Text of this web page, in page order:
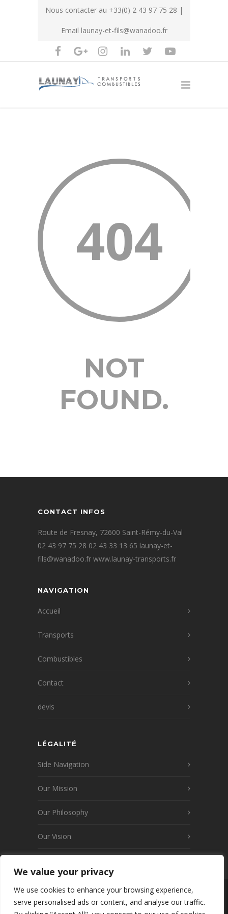
We value your privacy
We use cookies to enhance your browsing experience,
serve personalised ads or content, and analyse our traffic.
Nous contacter au +33(0) 2 43 97 75 28 |
Email launay-et-fils@wanadoo.fr
404
NOT
FOUND.
CONTACT INFOS
Route de Fresnay, 72600 Saint-Rémy-du-Val
02 43 97 75 28 02 43 33 13 65 launay-et-
fils@wanadoo.fr www.launay-transports.fr
NAVIGATION
Accueil
Transports
Combustibles
Contact
devis
LÉGALITÉ
Side Navigation
Our Mission
Our Philosophy
Our Vision
© 2026 www.launay-transports.fr v2
Wordpress · Tous droits réservés · créé par